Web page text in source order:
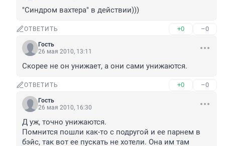
"Синдром вахтера" в действии)))
ОТВЕТИТЬ +0 –0
Гость
26 мая 2010, 13:11
ОТВЕТИТЬ +0 –0
Гость
26 мая 2010, 16:30
Д уж, точно унижаются.
Помнится пошли как-то с подругой и ее парнем в
бэйс, так вот ее пускать не хотели. Она им там